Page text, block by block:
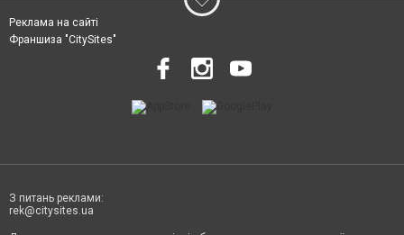
Реклама на сайті
Франшиза "CitySites"
З питань реклами:
rek@citysites.ua